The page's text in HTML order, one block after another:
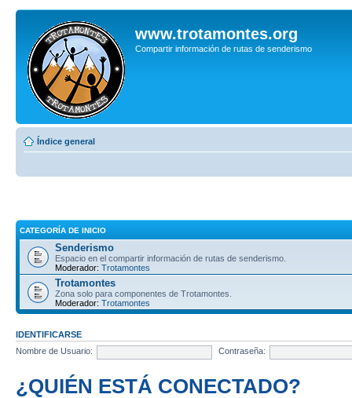
www.trotamontes.org
Compartir información de rutas de senderismo
Índice general
CATEGORÍA DE INICIO
Senderismo
Espacio en el compartir información de rutas de senderismo.
Moderador: Trotamontes
Trotamontes
Zona solo para componentes de Trotamontes.
Moderador: Trotamontes
IDENTIFICARSE
Nombre de Usuario:
Contraseña:
¿QUIÉN ESTÁ CONECTADO?